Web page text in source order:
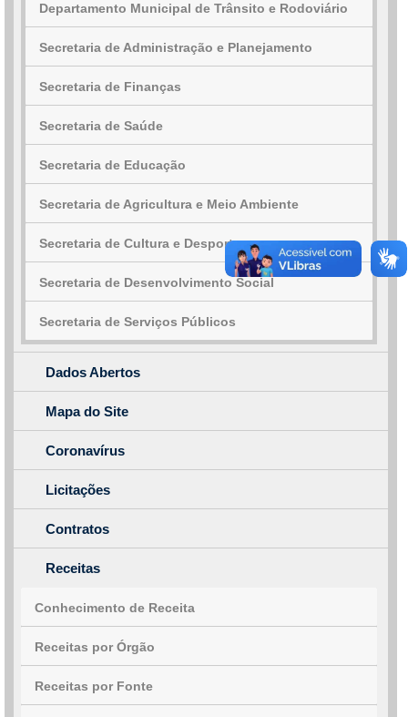
Departamento Municipal de Trânsito e Rodoviário
Secretaria de Administração e Planejamento
Secretaria de Finanças
Secretaria de Saúde
Secretaria de Educação
Secretaria de Agricultura e Meio Ambiente
Secretaria de Cultura e Desporto
Secretaria de Desenvolvimento Social
Secretaria de Serviços Públicos
Dados Abertos
Mapa do Site
Coronavírus
Licitações
Contratos
Receitas
Conhecimento de Receita
Receitas por Órgão
Receitas por Fonte